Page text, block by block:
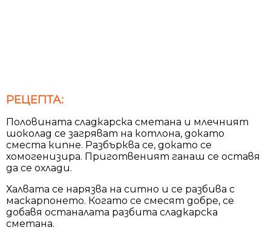
РЕЦЕПТА:
Половината сладкарска сметана и млечният
шоколад се загряват на котлона, докато
сместа кипне. Разбърква се, докато се
хомогенизира. Приготвеният ганаш се оставя
да се охлади.
Халвата се нарязва на ситно и се разбива с
маскарпонето. Когато се смесят добре, се
добавя останалата разбита сладкарска
сметана.